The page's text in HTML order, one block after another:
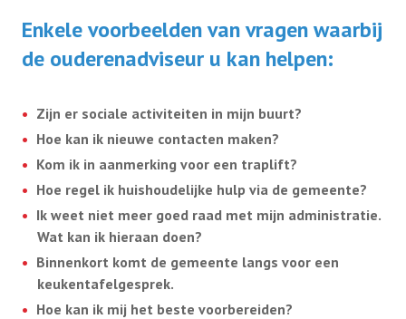
Enkele voorbeelden van vragen waarbij
de ouderenadviseur u kan helpen:
Zijn er sociale activiteiten in mijn buurt?
Hoe kan ik nieuwe contacten maken?
Kom ik in aanmerking voor een traplift?
Hoe regel ik huishoudelijke hulp via de gemeente?
Ik weet niet meer goed raad met mijn administratie.
Wat kan ik hieraan doen?
Binnenkort komt de gemeente langs voor een
keukentafelgesprek.
Hoe kan ik mij het beste voorbereiden?